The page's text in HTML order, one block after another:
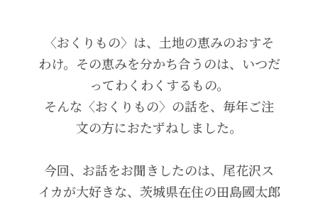
〈おくりもの〉は、土地の恵みのおすそ
わけ。その恵みを分かち合うのは、いつだ
ってわくわくするもの。
そんな〈おくりもの〉の話を、毎年ご注
文の方におたずねしました。
今回、お話をお聞きしたのは、尾花沢ス
イカが大好きな、茨城県在住の田島國太郎